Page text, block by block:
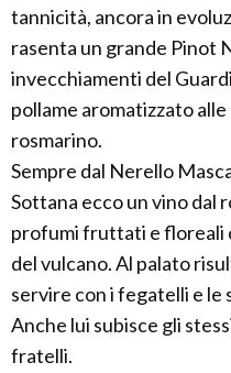
tannicità, ancora in
rasenta un grande Pinot
invecchiamenti del
pollame aromatizzato
rosmarino.
Sempre dal Nerello
Sottana ecco un vino dal
profumi fruttati e floreali
del vulcano. Al palato
servire con i fegatelli e le
Anche lui subisce gli
fratelli.